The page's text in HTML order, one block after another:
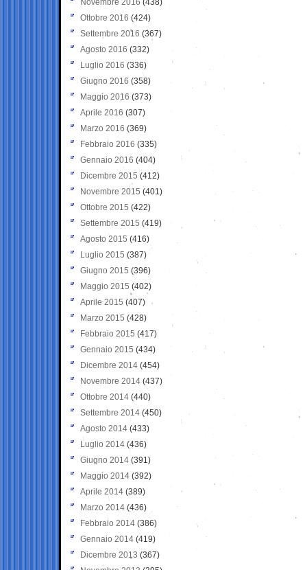
Novembre 2016 (438)
Ottobre 2016 (424)
Settembre 2016 (367)
Agosto 2016 (332)
Luglio 2016 (336)
Giugno 2016 (358)
Maggio 2016 (373)
Aprile 2016 (307)
Marzo 2016 (369)
Febbraio 2016 (335)
Gennaio 2016 (404)
Dicembre 2015 (412)
Novembre 2015 (401)
Ottobre 2015 (422)
Settembre 2015 (419)
Agosto 2015 (416)
Luglio 2015 (387)
Giugno 2015 (396)
Maggio 2015 (402)
Aprile 2015 (407)
Marzo 2015 (428)
Febbraio 2015 (417)
Gennaio 2015 (434)
Dicembre 2014 (454)
Novembre 2014 (437)
Ottobre 2014 (440)
Settembre 2014 (450)
Agosto 2014 (433)
Luglio 2014 (436)
Giugno 2014 (391)
Maggio 2014 (392)
Aprile 2014 (389)
Marzo 2014 (436)
Febbraio 2014 (386)
Gennaio 2014 (419)
Dicembre 2013 (367)